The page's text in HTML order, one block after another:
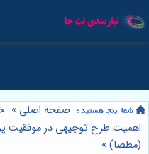
صفحه اصلی »
اهمیت طرح توجیهی در موفقیت
(مطصا)»